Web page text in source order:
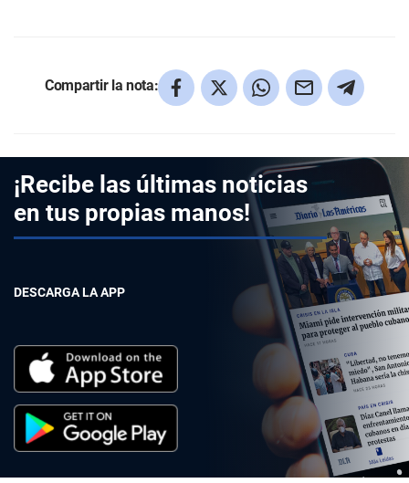
Compartir la nota:
¡Recibe las últimas noticias
en tus propias manos!
DESCARGA LA APP